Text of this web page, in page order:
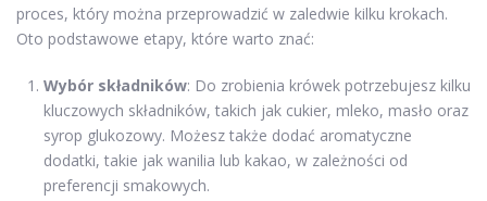
proces, który można przeprowadzić w zaledwie kilku krokach.
Oto podstawowe etapy, które warto znać:
Wybór składników: Do zrobienia krówek potrzebujesz kilku
kluczowych składników, takich jak cukier, mleko, masło oraz
syrop glukozowy. Możesz także dodać aromatyczne
dodatki, takie jak wanilia lub kakao, w zależności od
preferencji smakowych.